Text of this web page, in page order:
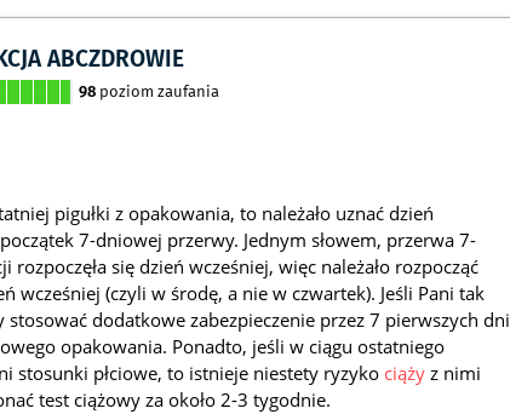
ABCZDROWIE
98 poziom zaufania
pigułki z opakowania, to należało uznać dzień
7-dniowej przerwy. Jednym słowem, przerwa 7-
się dzień wcześniej, więc należało rozpocząć
wcześniej (czyli w środę, a nie w czwartek). Jeśli Pani tak
stosować dodatkowe zabezpieczenie przez 7 pierwszych dni
opakowania. Ponadto, jeśli w ciągu ostatniego
stosunki płciowe, to istnieje niestety ryzyko ciąży z nimi
test ciążowy za około 2-3 tygodnie.